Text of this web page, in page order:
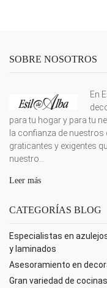
SOBRE NOSOTROS
En
para tu hogar y para tu
la confianza de
graticantes y exigentes
nuestro...
Leer más
CATEGORÍAS BLOG
Especialistas en
y laminados
Asesoramiento en
Gran variedad de